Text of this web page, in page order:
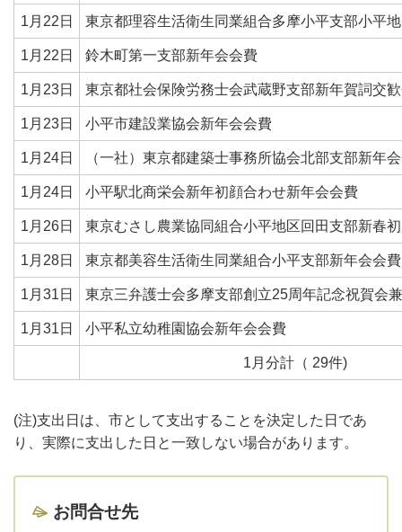
1月22日 東京都理容生活衛生同業組合多摩小平支部小平
1月22日 鈴木町第一支部新年会会費
1月23日 東京都社会保険労務士会武蔵野支部新年賀詞交
1月23日 小平市建設業協会新年会会費
1月24日 （一社）東京都建築士事務所協会北部支部新年
1月24日 小平駅北商栄会新年初顔合わせ新年会会費
1月26日 東京むさし農業協同組合小平地区回田支部新春
1月28日 東京都美容生活衛生同業組合小平支部新年会会費
1月31日 東京三弁護士会多摩支部創立25周年記念祝賀会
1月31日 小平私立幼稚園協会新年会会費
1月分計（ 29件)
(注)支出日は、市として支出することを決定した日であ
り、実際に支出した日と一致しない場合があります。
お問合せ先